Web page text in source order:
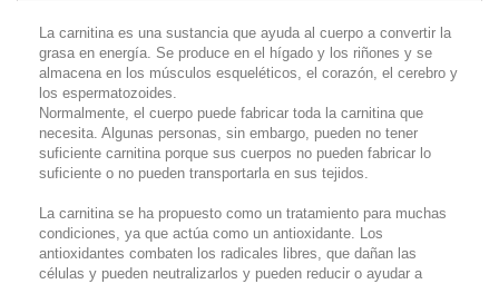
La carnitina es una sustancia que ayuda al cuerpo a convertir la
grasa en energía. Se produce en el hígado y los riñones y se
almacena en los músculos esqueléticos, el corazón, el cerebro y
los espermatozoides.
Normalmente, el cuerpo puede fabricar toda la carnitina que
necesita. Algunas personas, sin embargo, pueden no tener
suficiente carnitina porque sus cuerpos no pueden fabricar lo
suficiente o no pueden transportarla en sus tejidos.
La carnitina se ha propuesto como un tratamiento para muchas
condiciones, ya que actúa como un antioxidante. Los
antioxidantes combaten los radicales libres, que dañan las
células y pueden neutralizarlos y pueden reducir o ayudar a